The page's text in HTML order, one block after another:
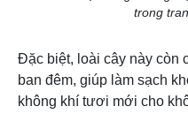
trong
Đặc biệt, loài cây này còn
ban đêm, giúp làm sạch
không khí tươi mới cho